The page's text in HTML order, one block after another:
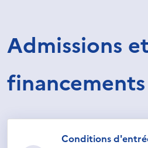
Admissions et
financements
Conditions